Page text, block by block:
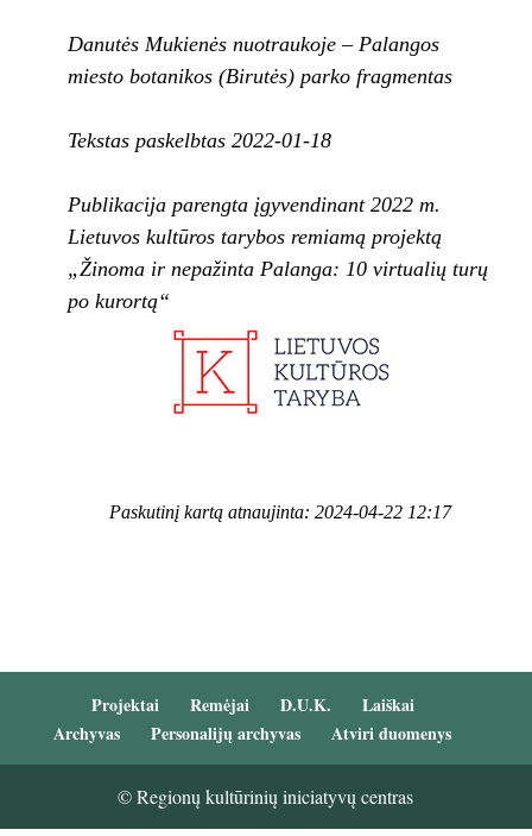
Danutės Mukienės nuotraukoje – Palangos
miesto botanikos (Birutės) parko fragmentas
Tekstas paskelbtas 2022-01-18
Publikacija parengta įgyvendinant 2022 m.
Lietuvos kultūros tarybos remiamą projektą
„Žinoma ir nepažinta Palanga: 10 virtualių turų
po kurortą“
Paskutinį kartą atnaujinta: 2024-04-22 12:17
Projektai Remėjai D.U.K.
Laiškai
Archyvas
Personalijų archyvas Atviri duomenys
© Regionų kultūrinių iniciatyvų centras